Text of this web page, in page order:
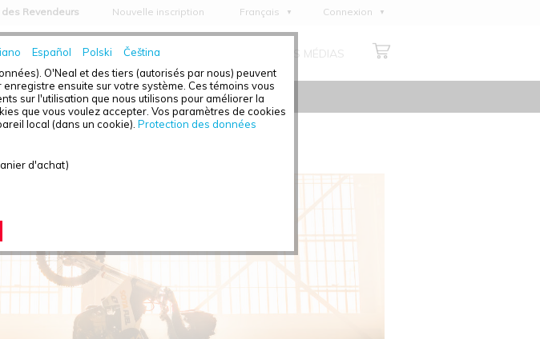
Español Polski
Čeština
O'Neal et des tiers (autorisés par nous) peuvent
ensuite sur votre système. Ces témoins vous
sur l'utilisation que nous utilisons pour améliorer la
que vous voulez accepter. Vos paramètres de cookies
local (dans un cookie). Protection des données
d'achat)
des Revendeurs Nouvelle inscription
Français
English
Italiano
Español
Polski
Connexion
ACTUALITÉS À PROPOS DE NOUS CENTRE DES MÉDIAS